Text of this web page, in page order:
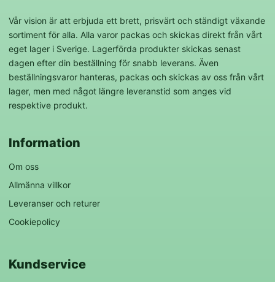
Vår vision är att erbjuda ett brett, prisvärt och ständigt växande
sortiment för alla. Alla varor packas och skickas direkt från vårt
eget lager i Sverige. Lagerförda produkter skickas senast
dagen efter din beställning för snabb leverans. Även
beställningsvaror hanteras, packas och skickas av oss från vårt
lager, men med något längre leveranstid som anges vid
respektive produkt.
Information
Om oss
Allmänna villkor
Leveranser och returer
Cookiepolicy
Kundservice